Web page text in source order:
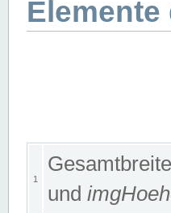
1
und